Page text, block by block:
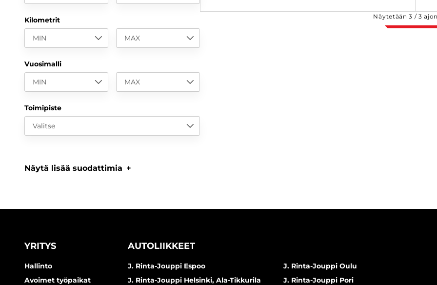
Kilometrit
MIN MAX
Vuosimalli
MIN MAX
Toimipiste
Valitse
Näytä lisää suodattimia
Näytetään3 /3
YRITYS
Hallinto
Avoimet työpaikat
AUTOLIIKKEET
J. Rinta-Jouppi Espoo
J. Rinta-Jouppi Helsinki, Ala-Tikkurila
J. Rinta-Jouppi Oulu
J. Rinta-Jouppi Pori